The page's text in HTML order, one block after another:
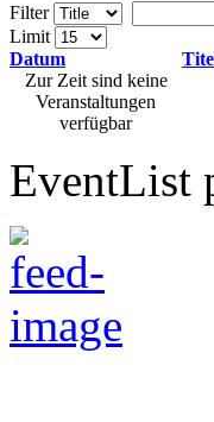
Filter
Limit
Datum
Zur Zeit sind keine
Veranstaltungen
verfügbar
EventList